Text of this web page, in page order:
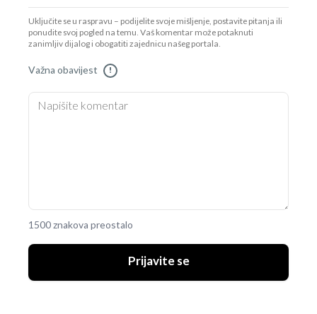
Uključite se u raspravu – podijelite svoje mišljenje, postavite pitanja ili
ponudite svoj pogled na temu. Vaš komentar može potaknuti
zanimljiv dijalog i obogatiti zajednicu našeg portala.
Važna obavijest !
1500 znakova preostalo
Prijavite se